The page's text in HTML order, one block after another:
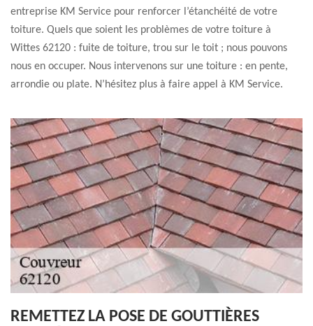
entreprise KM Service pour renforcer l’étanchéité de votre
toiture. Quels que soient les problèmes de votre toiture à
Wittes 62120 : fuite de toiture, trou sur le toit ; nous pouvons
nous en occuper. Nous intervenons sur une toiture : en pente,
arrondie ou plate. N’hésitez plus à faire appel à KM Service.
REMETTEZ LA POSE DE GOUTTIÈRES